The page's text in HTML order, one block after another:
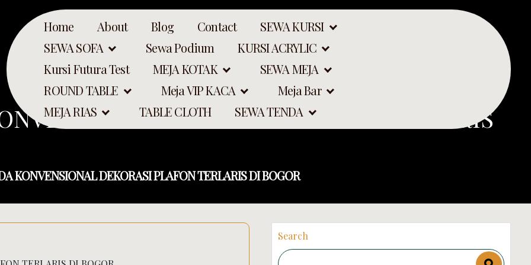
Home About Blog Contact
SEWA KURSI
SEWA SOFA
Sewa Podium
KURSI ACRYLIC
Kursi Futura Test
MEJA KOTAK
SEWA MEJA
ROUND TABLE
Meja VIP KACA
Meja Bar
MEJA RIAS
TABLE CLOTH SEWA TENDA
DEKORASI PLAFON TERLARIS
KONVENSIONAL DEKORASI PLAFON TERLARIS DI BOGOR
Search